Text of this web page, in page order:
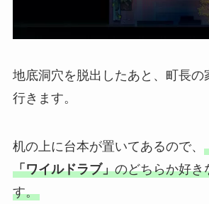
地底洞穴を脱出したあと、町長の
行きます。
机の上に台本が置いてあるので、
「ワイルドラブ」のどちらか好き
す。